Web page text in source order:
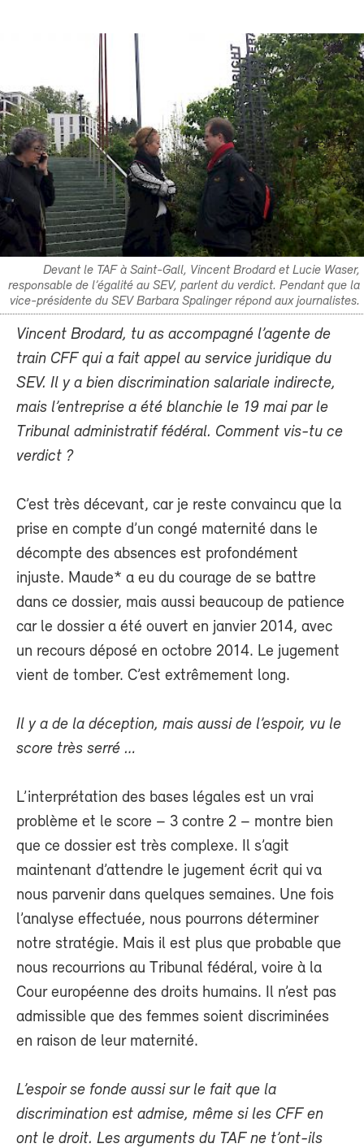
Devant le TAF à Saint-Gall, Vincent Brodard et Lucie Waser,
responsable de l’égalité au SEV, parlent du verdict. Pendant que la
vice-présidente du SEV Barbara Spalinger répond aux journalistes.
Vincent Brodard, tu as accompagné l’agente de
train CFF qui a fait appel au service juridique du
SEV. Il y a bien discrimination salariale indirecte,
mais l’entreprise a été blanchie le 19 mai par le
Tribunal administratif fédéral. Comment vis-tu ce
verdict ?
C’est très décevant, car je reste convaincu que la
prise en compte d’un congé maternité dans le
décompte des absences est profondément
injuste. Maude* a eu du courage de se battre
dans ce dossier, mais aussi beaucoup de patience
car le dossier a été ouvert en janvier 2014, avec
un recours déposé en octobre 2014. Le jugement
vient de tomber. C’est extrêmement long.
Il y a de la déception, mais aussi de l’espoir, vu le
score très serré …
L’interprétation des bases légales est un vrai
problème et le score – 3 contre 2 – montre bien
que ce dossier est très complexe. Il s’agit
maintenant d’attendre le jugement écrit qui va
nous parvenir dans quelques semaines. Une fois
l’analyse effectuée, nous pourrons déterminer
notre stratégie. Mais il est plus que probable que
nous recourrions au Tribunal fédéral, voire à la
Cour européenne des droits humains. Il n’est pas
admissible que des femmes soient discriminées
en raison de leur maternité.
L’espoir se fonde aussi sur le fait que la
discrimination est admise, même si les CFF en
ont le droit. Les arguments du TAF ne t’ont-ils